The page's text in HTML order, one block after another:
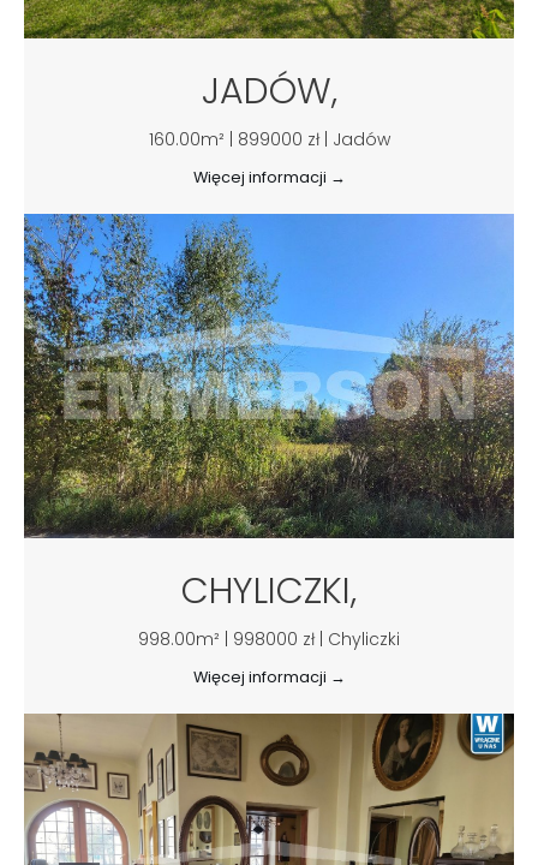
JADÓW,
160.00m² | 899000 zł | Jadów
Więcej informacji →
CHYLICZKI,
998.00m² | 998000 zł | Chyliczki
Więcej informacji →